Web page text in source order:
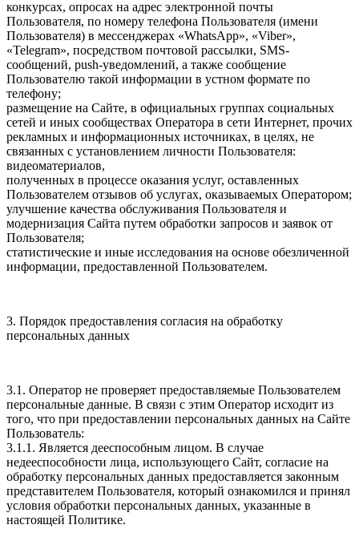
конкурсах, опросах на адрес электронной почты
Пользователя, по номеру телефона Пользователя (имени
Пользователя) в мессенджерах «WhatsApp», «Viber»,
«Telegram», посредством почтовой рассылки, SMS-
сообщений, push-уведомлений, а также сообщение
Пользователю такой информации в устном формате по
телефону;
размещение на Сайте, в официальных группах социальных
сетей и иных сообществах Оператора в сети Интернет, прочих
рекламных и информационных источниках, в целях, не
связанных с установлением личности Пользователя:
видеоматериалов,
полученных в процессе оказания услуг, оставленных
Пользователем отзывов об услугах, оказываемых Оператором;
улучшение качества обслуживания Пользователя и
модернизация Сайта путем обработки запросов и заявок от
Пользователя;
статистические и иные исследования на основе обезличенной
информации, предоставленной Пользователем.
3. Порядок предоставления согласия на обработку
персональных данных
3.1. Оператор не проверяет предоставляемые Пользователем
персональные данные. В связи с этим Оператор исходит из
того, что при предоставлении персональных данных на Сайте
Пользователь:
3.1.1. Является дееспособным лицом. В случае
недееспособности лица, использующего Сайт, согласие на
обработку персональных данных предоставляется законным
представителем Пользователя, который ознакомился и принял
условия обработки персональных данных, указанные в
настоящей Политике.